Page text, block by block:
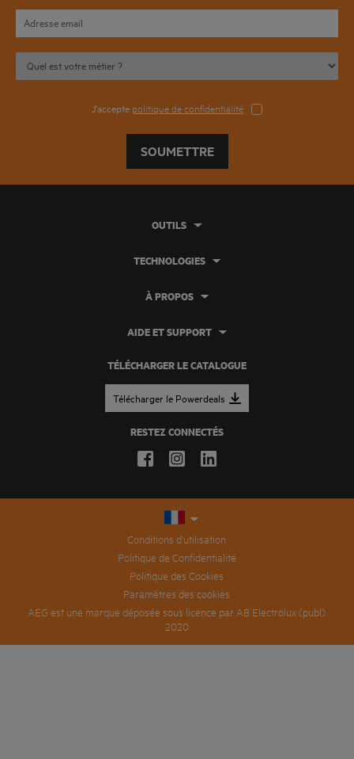
J'accepte politique de confidentialité
SOUMETTRE
TÉLÉCHARGER LE CATALOGUE
Télécharger le Powerdeals
RESTEZ CONNECTÉS
OUTILS
TECHNOLOGIES
À PROPOS
AIDE ET SUPPORT
Conditions d'utilisation
Politique de Confidentialité
Politique des Cookies
Paramètres des cookies
AEG est une marque déposée sous licence par AB Electrolux (publ)
2020